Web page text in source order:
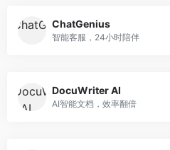
ChatGenius
智能客服，24小时陪伴
DocuWriter AI
AI智能文档，效率翻倍